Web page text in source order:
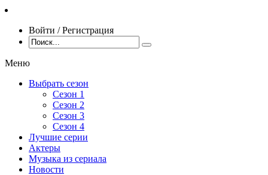
Войти / Регистрация
Меню
Выбрать сезон
Сезон 1
Сезон 2
Сезон 3
Сезон 4
Лучшие серии
Актеры
Музыка из сериала
Новости